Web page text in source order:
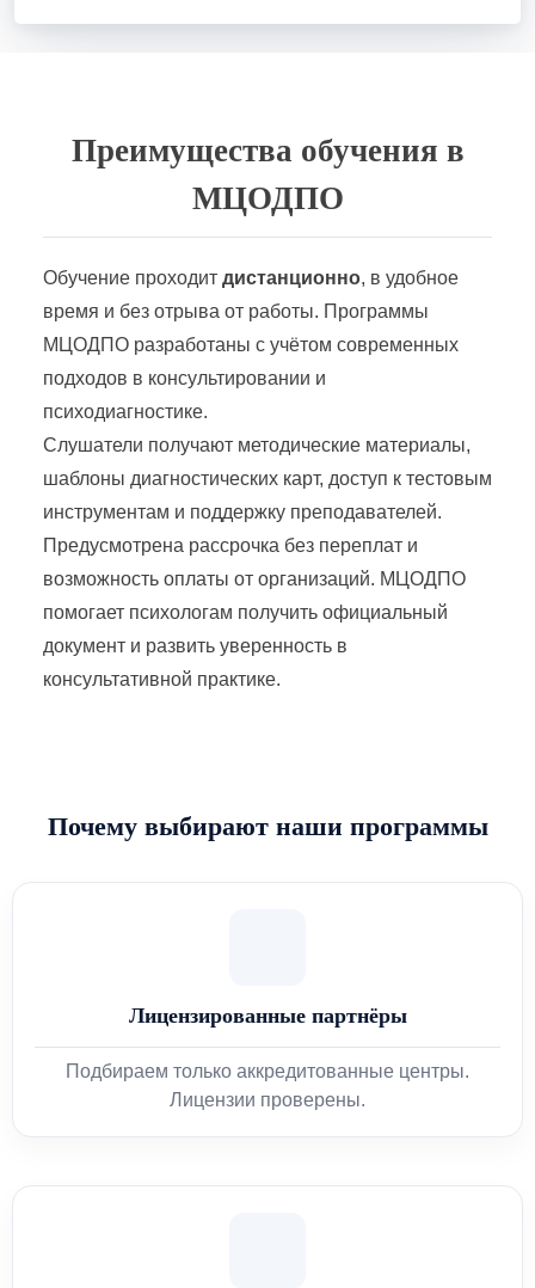
Преимущества обучения в
МЦОДПО
Обучение проходит дистанционно, в удобное
время и без отрыва от работы. Программы
МЦОДПО разработаны с учётом современных
подходов в консультировании и
психодиагностике.
Слушатели получают методические материалы,
шаблоны диагностических карт, доступ к тестовым
инструментам и поддержку преподавателей.
Предусмотрена рассрочка без переплат и
возможность оплаты от организаций. МЦОДПО
помогает психологам получить официальный
документ и развить уверенность в
консультативной практике.
Почему выбирают наши программы
Лицензированные партнёры
Подбираем только аккредитованные центры.
Лицензии проверены.